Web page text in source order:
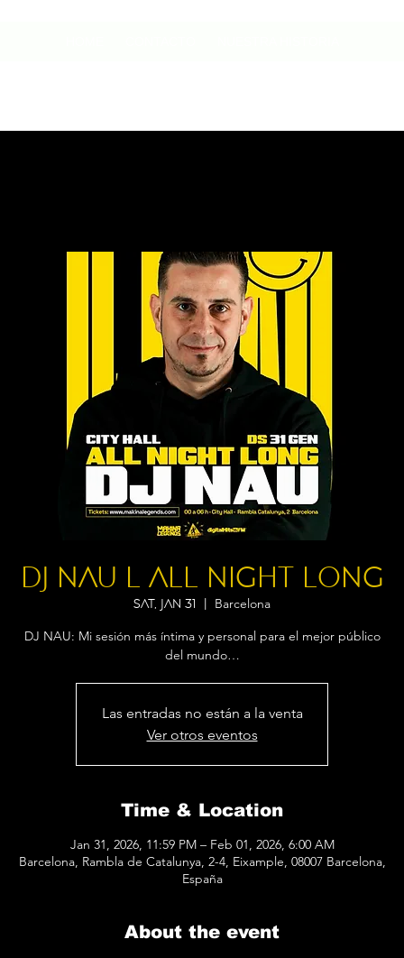
DJ NAU l ALL NIGHT LONG
Sat, Jan 31
Barcelona
DJ NAU: Mi sesión más íntima y personal para el mejor público
del mundo…
Las entradas no están a la venta
Ver otros eventos
Time & Location
Jan 31, 2026, 11:59 PM – Feb 01, 2026, 6:00 AM
Barcelona, Rambla de Catalunya, 2-4, Eixample, 08007 Barcelona,
España
About the event